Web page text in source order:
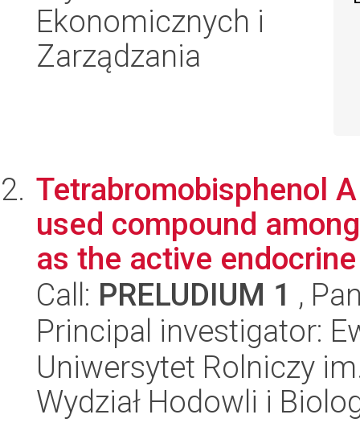
Ekonomicznych i
Zarządzania
Tetrabromobisphenol
used compound
as the active
Call: PRELUDIUM 1 ,
Principal investigator:
Uniwersytet Rolniczy
Wydział Hodowli i